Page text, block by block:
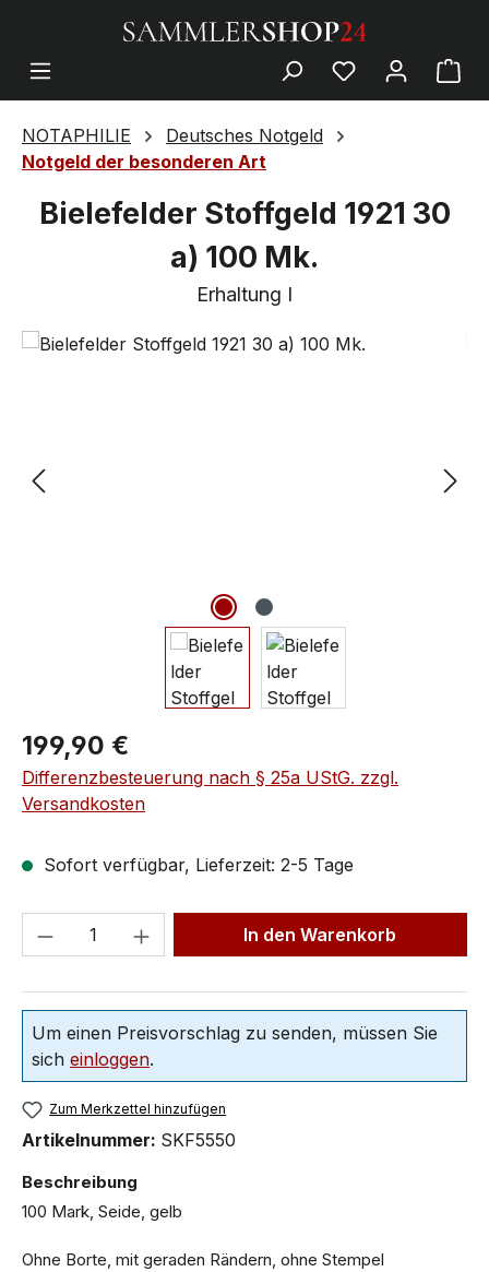
NOTAPHILIE
Deutsches Notgeld
Notgeld der besonderen Art
Bielefelder Stoffgeld 1921 30
a) 100 Mk.
Erhaltung I
199,90 €
Differenzbesteuerung nach § 25a UStG. zzgl.
Versandkosten
Sofort verfügbar, Lieferzeit: 2-5 Tage
In den Warenkorb
Um einen Preisvorschlag zu senden, müssen Sie
sich einloggen.
Zum Merkzettel hinzufügen
Artikelnummer: SKF5550
Beschreibung
100 Mark, Seide, gelb
Ohne Borte, mit geraden Rändern, ohne Stempel